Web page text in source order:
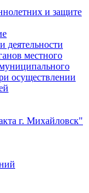
и защите
деятельности
местного
осуществлении
г. Михайловск"